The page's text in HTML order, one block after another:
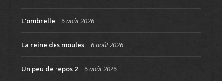
L’ombrelle 6 août 2026
La reine des moules 6 août 2026
Un peu de repos 2 6 août 2026